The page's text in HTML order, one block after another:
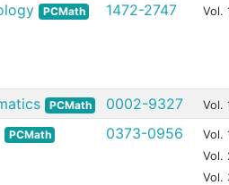
PCMath 1472-2747 Vol.
PCMath 0002-9327 Vol.
PCMath 0373-0956
Vol.
Vol.
Vol.